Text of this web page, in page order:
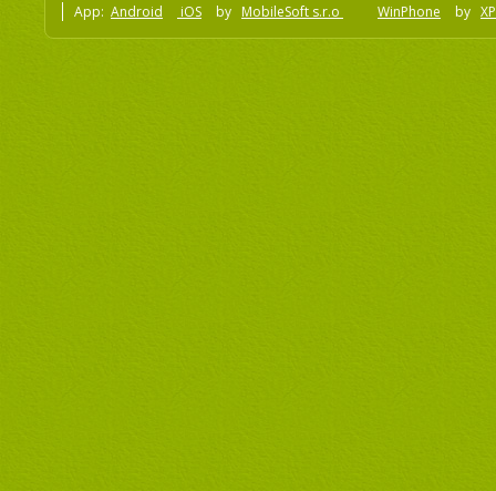
App: Android iOS by MobileSoft s.r.o WinPhone by